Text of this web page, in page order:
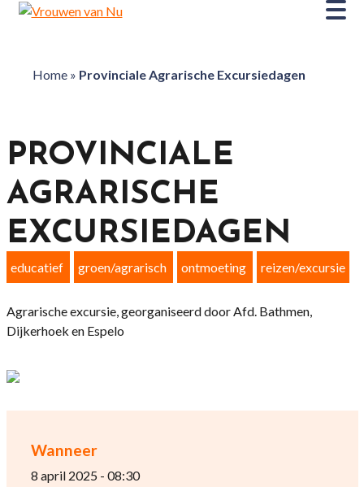
Home» Provinciale Agrarische Excursiedagen
Wanneer
8 april 2025 - 08:30
PROVINCIALE
AGRARISCHE
EXCURSIEDAGEN
educatief groen/agrarisch ontmoeting reizen/excursie
Agrarische excursie, georganiseerd door Afd. Bathmen,
Dijkerhoek en Espelo